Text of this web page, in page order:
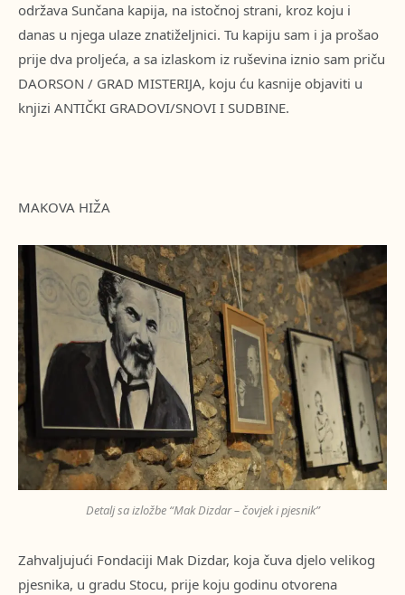
održava Sunčana kapija, na istočnoj strani, kroz koju i
danas u njega ulaze znatiželjnici. Tu kapiju sam i ja prošao
prije dva proljeća, a sa izlaskom iz ruševina iznio sam priču
DAORSON / GRAD MISTERIJA, koju ću kasnije objaviti u
knjizi ANTIČKI GRADOVI/SNOVI I SUDBINE.
MAKOVA HIŽA
Detalj sa izložbe “Mak Dizdar – čovjek i pjesnik”
Zahvaljujući Fondaciji Mak Dizdar, koja čuva djelo velikog
pjesnika, u gradu Stocu, prije koju godinu otvorena